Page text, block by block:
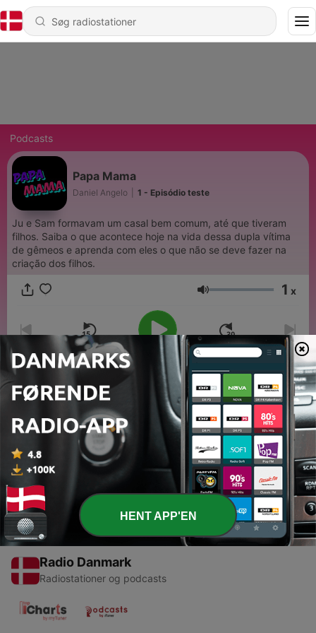
Podcasts
Papa Mama
Daniel Angelo 1 - Episódio teste
Ju e Sam formavam um casal bem comum, até que tiveram
filhos. Saiba o que acontece hoje na vida dessa dupla vítima
de gêmeos e aprenda com eles o que não se deve fazer na
criação dos filhos.
Lydstyrke 1 x
00:00 00:00
Episoder
1 - Episódio teste
14 sep. 2021
Radio Danmark
Radiostationer og podcasts
HENT APP'EN